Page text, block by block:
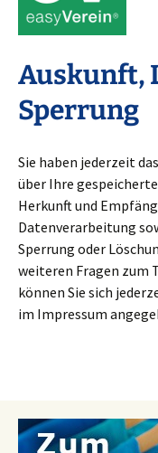
Auskunft,
Sperrung
Sie haben jederzeit
über Ihre
Herkunft und
Datenverarbeitung
Sperrung oder
weiteren Fragen zum
können Sie sich
im Impressum